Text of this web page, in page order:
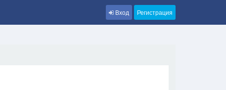
Вход Регистрация